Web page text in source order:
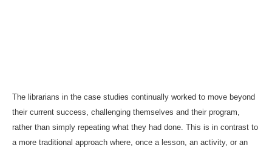
The librarians in the case studies continually worked to move beyond
their current success, challenging themselves and their program,
rather than simply repeating what they had done. This is in contrast to
a more traditional approach where, once a lesson, an activity, or an